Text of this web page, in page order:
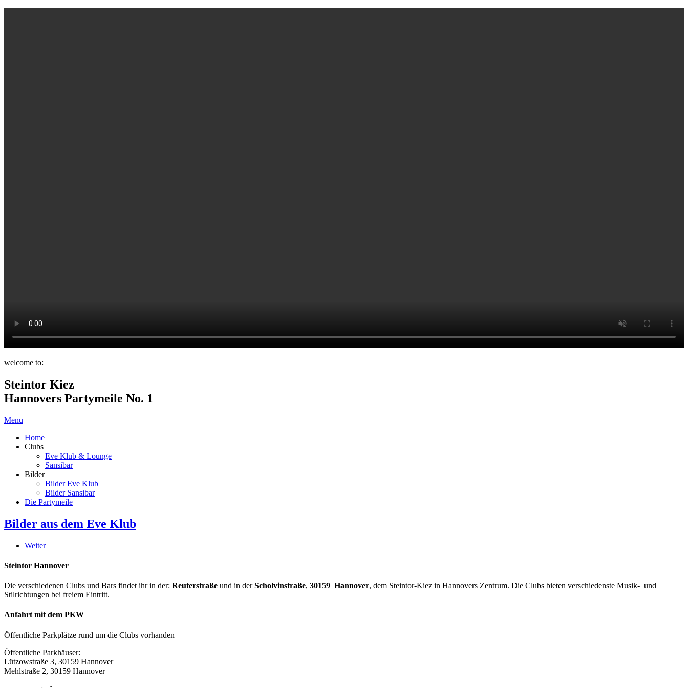
welcome to:
Steintor Kiez
Hannovers Partymeile No. 1
Menu
Home
Clubs
Eve Klub & Lounge
Sansibar
Bilder
Bilder Eve Klub
Bilder Sansibar
Die Partymeile
Bilder aus dem Eve Klub
Weiter
Steintor Hannover
Die verschiedenen Clubs und Bars findet ihr in der: Reuterstraße und in derScholvinstraße, 30159 Hannover, dem Steintor-Kiez in Hannovers Zentrum. Die Clubs bieten verschiedenste Musik- und
Stilrichtungen bei freiem Eintritt.
Anfahrt mit dem PKW
Öffentliche Parkplätze rund um die Clubs vorhanden
Öffentliche Parkhäuser:
Lützowstraße 3, 30159 Hannover
Mehlstraße 2, 30159 Hannover